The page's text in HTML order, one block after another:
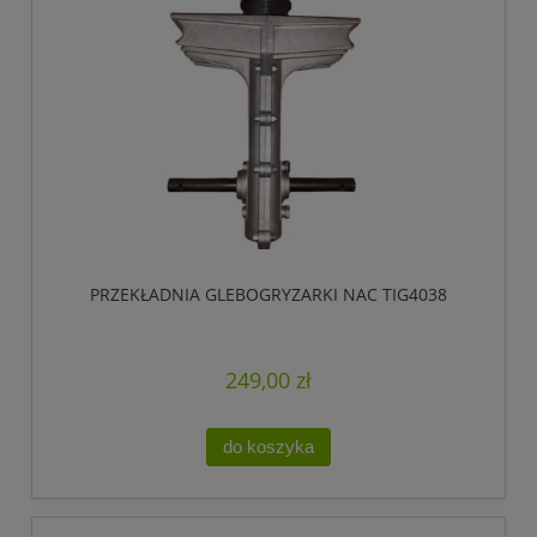
PRZEKŁADNIA GLEBOGRYZARKI NAC TIG4038
249,00 zł
do koszyka